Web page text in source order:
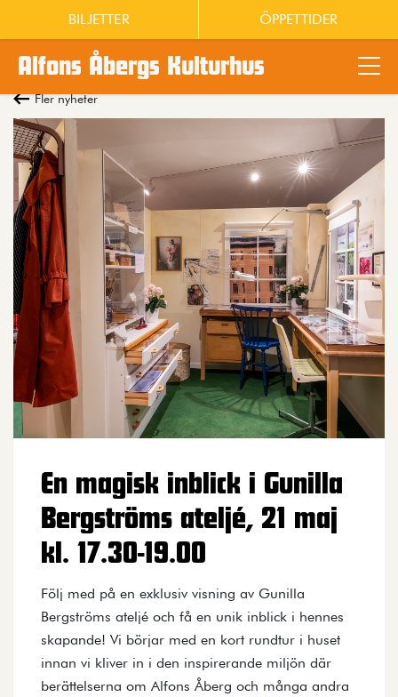
Alfons Åbergs Kulturhus
BILJETTER ÖPPETTIDER
Fler nyheter
En magisk inblick i Gunilla
Bergströms ateljé, 21 maj
kl. 17.30-19.00
Följ med på en exklusiv visning av Gunilla
Bergströms ateljé och få en unik inblick i hennes
skapande! Vi börjar med en kort rundtur i huset
innan vi kliver in i den inspirerande miljön där
berättelserna om Alfons Åberg och många andra